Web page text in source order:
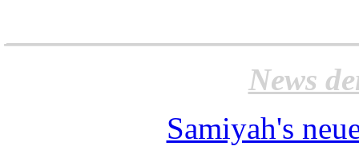
News
Samiyah's